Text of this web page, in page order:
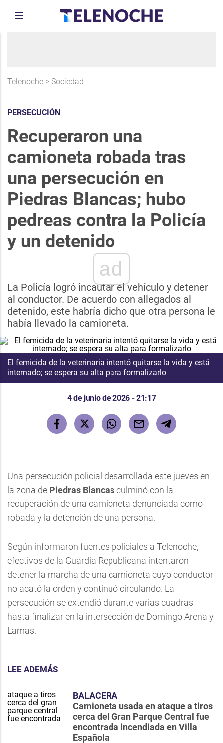
Telenoche > Sociedad
PERSECUCIÓN
Recuperaron una
camioneta robada tras
una persecución en
Piedras Blancas; hubo
pedreas contra la Policía
y un detenido
ad
La Policía logró incautar el vehículo y detener
al conductor. De acuerdo con allegados al
detenido, este habría dicho que otra persona le
había llevado la camioneta.
El femicida de la veterinaria intentó quitarse la vida y está
internado; se espera su alta para formalizarlo
4 de junio de 2026 - 21:17
Una persecución policial desarrollada este jueves en
la zona de Piedras Blancasculminó con la
recuperación de una camioneta denunciada como
robada y la detención de una persona.
Según informaron fuentes policiales a Telenoche,
efectivos de la Guardia Republicana intentaron
detener la marcha de una camioneta cuyo conductor
no acató la orden y continuó circulando. La
persecución se extendió durante varias cuadras
hasta finalizar en la intersección de Domingo Arena y
Lamas.
LEE ADEMÁS
BALACERA
Camioneta usada en ataque a tiros
cerca del Gran Parque Central fue
encontrada incendiada en Villa
Española